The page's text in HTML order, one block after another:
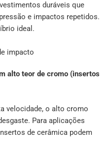
duráveis que
e impactos repetidos.
ideal.
impacto
alto teor de cromo (insertos
velocidade, o alto cromo
Para aplicações
de cerâmica podem